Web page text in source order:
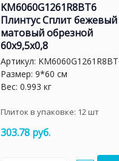
KM6060G1261R8BT6
Плинтус Сплит бежевый
матовый обрезной
60x9,5x0,8
Артикул:
Размер: 9*60 см
Вес: 0.993 кг
Плиток в упаковке: 12 шт
303.78 руб.